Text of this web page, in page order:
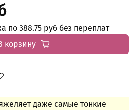
по 388.75 руб без переплат
корзину
даже самые тонкие